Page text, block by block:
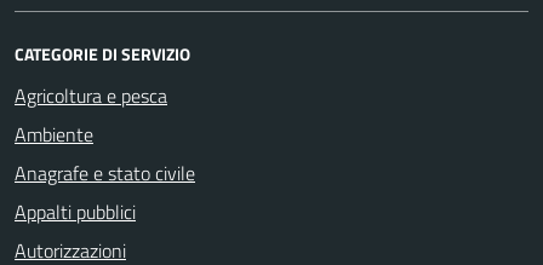
CATEGORIE DI SERVIZIO
Agricoltura e pesca
Ambiente
Anagrafe e stato civile
Appalti pubblici
Autorizzazioni